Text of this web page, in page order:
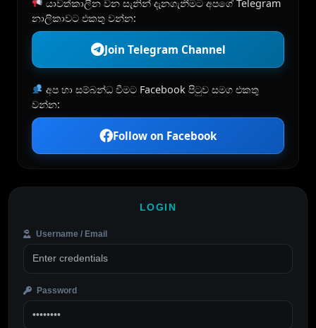
යාවත්කාලීන වන සැනින් දැනගැනීමට අපගේ Telegram
නාලිකාවට එකතු වන්න:
Join Telegram Channel
අප හා සම්බන්ධ වීමට Facebook පිටුව සමග එකතු
වන්න:
Follow on Facebook
LOGIN
Username / Email
Password